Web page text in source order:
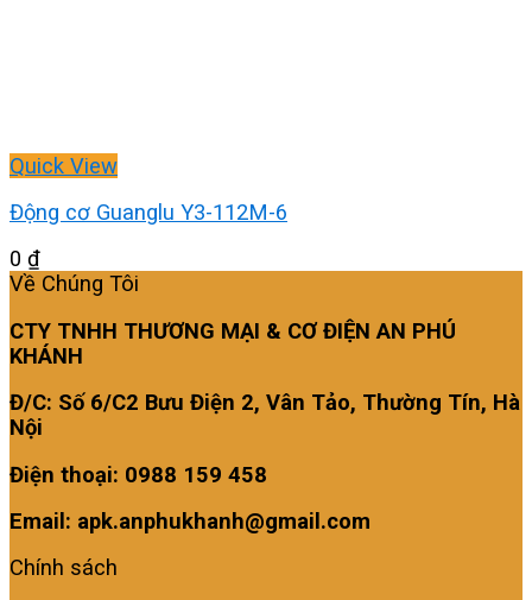
Quick View
Động cơ Guanglu Y3-112M-6
0 ₫
Về Chúng Tôi
CTY TNHH THƯƠNG MẠI & CƠ ĐIỆN AN PHÚ
KHÁNH
Đ/C: Số 6/C2 Bưu Điện 2, Vân Tảo, Thường Tín, Hà
Nội
Điện thoại: 0988 159 458
Email: apk.anphukhanh@gmail.com
Chính sách